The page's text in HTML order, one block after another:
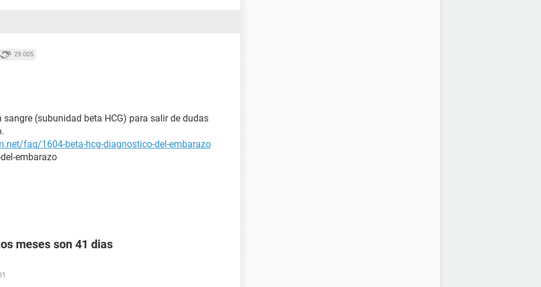
29.005
(subunidad beta HCG) para salir de dudas
faq/1604-beta-hcg-diagnostico-del-embarazo
embarazo
meses son 41 dias